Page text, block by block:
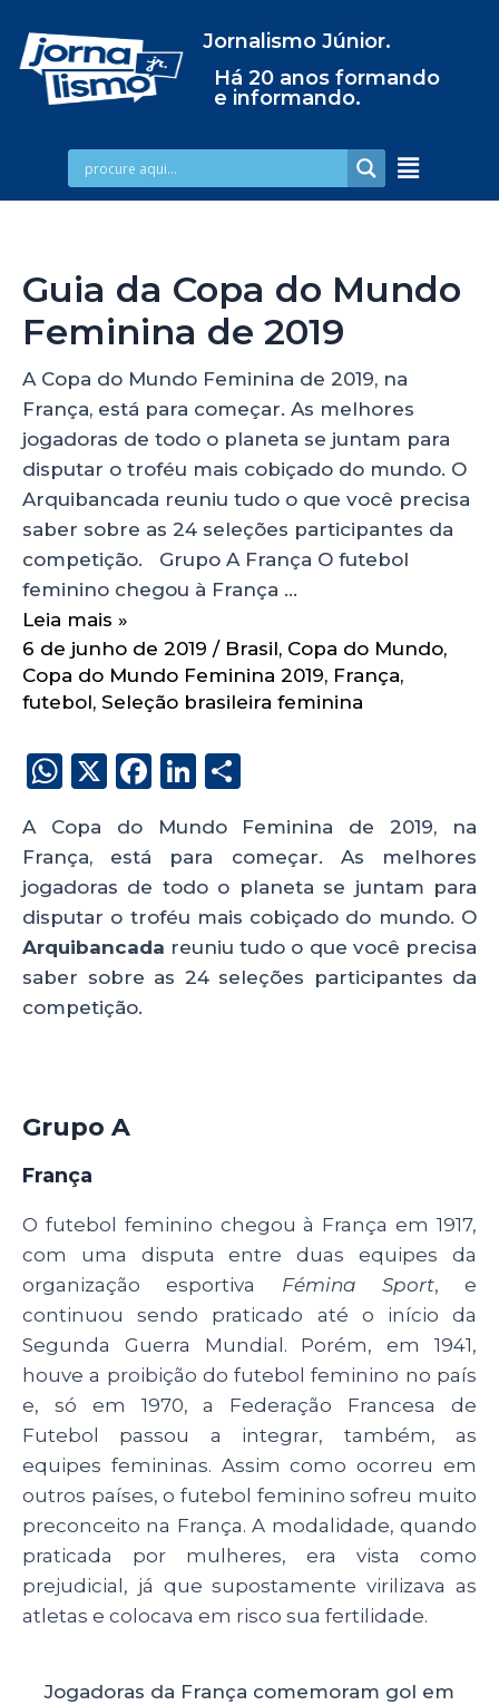
Jornalismo Júnior.
Há 20 anos formando
e informando.
Guia da Copa do Mundo
Feminina de 2019
A Copa do Mundo Feminina de 2019, na
França, está para começar. As melhores
jogadoras de todo o planeta se juntam para
disputar o troféu mais cobiçado do mundo. O
Arquibancada reuniu tudo o que você precisa
saber sobre as 24 seleções participantes da
competição. Grupo A França O futebol
feminino chegou à França …
Leia mais »
6 de junho de 2019 / Brasil, Copa do Mundo,
Copa do Mundo Feminina 2019, França,
futebol, Seleção brasileira feminina
W
a
ts
A
p
p
X
F
c
e
b
o
o
Li
k
e
dI
n
a
re
A Copa do Mundo Feminina de 2019, na
França, está para começar. As melhores
jogadoras de todo o planeta se juntam para
disputar o troféu mais cobiçado do mundo. O
Arquibancada reuniu tudo o que você precisa
saber sobre as 24 seleções participantes da
competição.
Grupo A
França
O futebol feminino chegou à França em 1917,
com uma disputa entre duas equipes da
organização esportiva Fémina Sport, e
continuou sendo praticado até o início da
Segunda Guerra Mundial. Porém, em 1941,
houve a proibição do futebol feminino no país
e, só em 1970, a Federação Francesa de
Futebol passou a integrar, também, as
equipes femininas. Assim como ocorreu em
outros países, o futebol feminino sofreu muito
preconceito na França. A modalidade, quando
praticada por mulheres, era vista como
prejudicial, já que supostamente virilizava as
atletas e colocava em risco sua fertilidade.
Jogadoras da França comemoram gol em